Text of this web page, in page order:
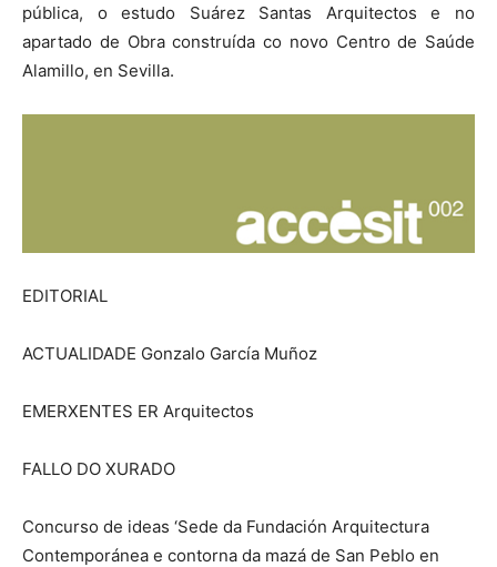
pública, o estudo Suárez Santas Arquitectos e no
apartado de Obra construída co novo Centro de Saúde
Alamillo, en Sevilla.
EDITORIAL
ACTUALIDADE Gonzalo García Muñoz
EMERXENTES ER Arquitectos
FALLO DO XURADO
Concurso de ideas ‘Sede da Fundación Arquitectura
Contemporánea e contorna da mazá de San Peblo en